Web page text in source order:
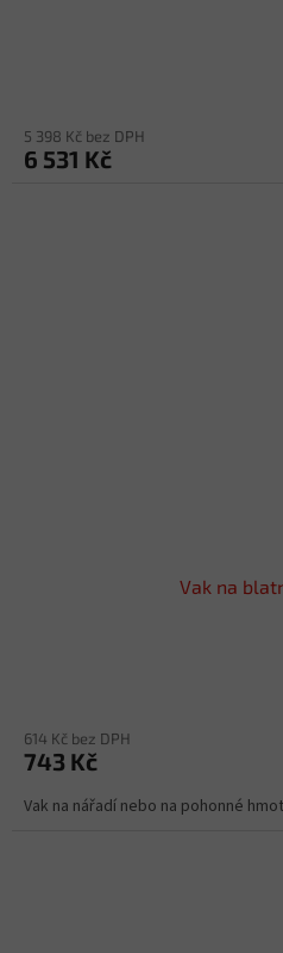
5 398 Kč bez DPH
6 531 Kč
Vak na
614 Kč bez DPH
743 Kč
Vak na nářadí nebo na pohonné